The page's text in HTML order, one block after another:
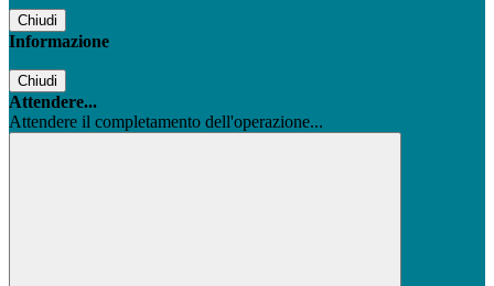
Chiudi
Informazione
Chiudi
Attendere...
Attendere il completamento dell'operazione...